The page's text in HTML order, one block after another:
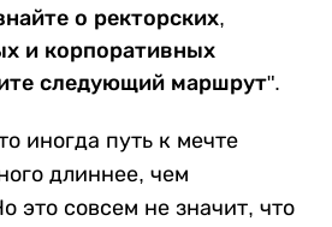
о ректорских,
и корпоративных
следующий маршрут".
иногда путь к мечте
длиннее, чем
это совсем не значит, что